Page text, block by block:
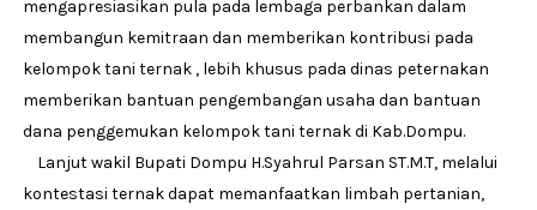
mengapresiasikan pula pada lembaga perbankan dalam
membangun kemitraan dan memberikan kontribusi pada
kelompok tani ternak , lebih khusus pada dinas peternakan
memberikan bantuan pengembangan usaha dan bantuan
dana penggemukan kelompok tani ternak di Kab.Dompu.
Lanjut wakil Bupati Dompu H.Syahrul Parsan ST.M.T, melalui
kontestasi ternak dapat memanfaatkan limbah pertanian,